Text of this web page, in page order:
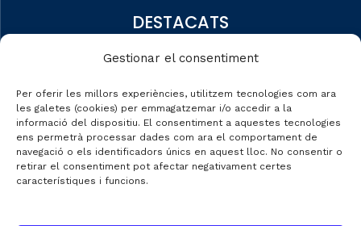
Gestionar el consentiment
Per oferir les millors experiències, utilitzem tecnologies com ara
les galetes (cookies) per emmagatzemar i/o accedir a la
informació del dispositiu. El consentiment a aquestes tecnologies
ens permetrà processar dades com ara el comportament de
navegació o els identificadors únics en aquest lloc. No consentir o
retirar el consentiment pot afectar negativament certes
característiques i funcions.
DESTACATS
Dades de mercat
Automobile Talks